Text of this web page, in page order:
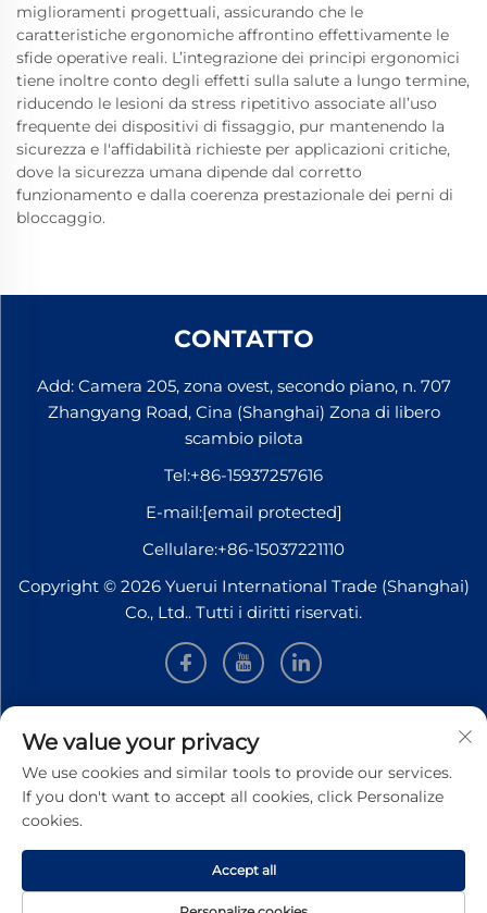
miglioramenti progettuali, assicurando che le
caratteristiche ergonomiche affrontino effettivamente le
sfide operative reali. L’integrazione dei principi ergonomici
tiene inoltre conto degli effetti sulla salute a lungo termine,
riducendo le lesioni da stress ripetitivo associate all’uso
frequente dei dispositivi di fissaggio, pur mantenendo la
sicurezza e l'affidabilità richieste per applicazioni critiche,
dove la sicurezza umana dipende dal corretto
funzionamento e dalla coerenza prestazionale dei perni di
bloccaggio.
CONTATTO
Add: Camera 205, zona ovest, secondo piano, n. 707
Zhangyang Road, Cina (Shanghai) Zona di libero
scambio pilota
Tel:+86-15937257616
E-mail:[email protected]
Cellulare:+86-15037221110
Copyright © 2026 Yuerui International Trade (Shanghai)
Co., Ltd.. Tutti i diritti riservati.
INFORMAZIONI
Iscriviti per ricevere la nostra newsletter settimanale
INVIA
We value your privacy
We use cookies and similar tools to provide our services.
If you don't want to accept all cookies, click Personalize
cookies.
Accept all